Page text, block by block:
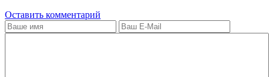
Оставить комментарий